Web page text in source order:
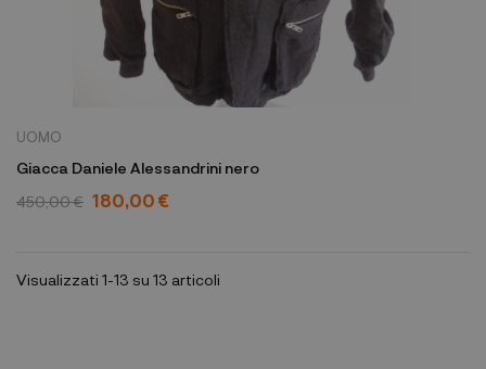
UOMO
Giacca Daniele Alessandrini nero
450,00 € 180,00 €
Visualizzati 1-13 su 13 articoli